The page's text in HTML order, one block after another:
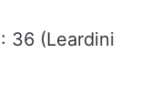
: 36 (Leardini